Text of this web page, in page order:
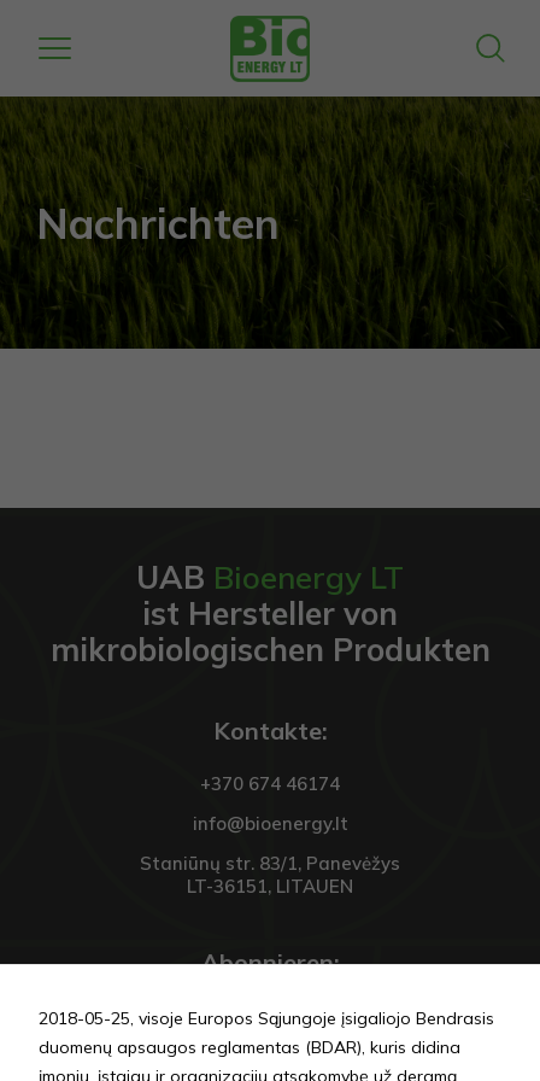
Nachrichten
UAB Bioenergy LT
ist Hersteller von
mikrobiologischen Produkten
Kontakte:
+370 674 46174
info@bioenergy.lt
Staniūnų str. 83/1, Panevėžys
LT-36151, LITAUEN
Abonnieren:
2018-05-25, visoje Europos Sąjungoje įsigaliojo Bendrasis
duomenų apsaugos reglamentas (BDAR), kuris didina
įmonių, įstaigų ir organizacijų atsakomybę už deramą